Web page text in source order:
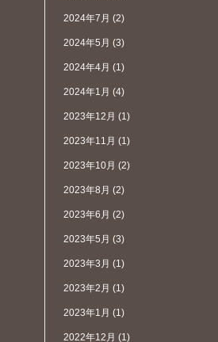
2024年7月 (2)
2024年5月 (3)
2024年4月 (1)
2024年1月 (4)
2023年12月 (1)
2023年11月 (1)
2023年10月 (2)
2023年8月 (2)
2023年6月 (2)
2023年5月 (3)
2023年3月 (1)
2023年2月 (1)
2023年1月 (1)
2022年12月 (1)